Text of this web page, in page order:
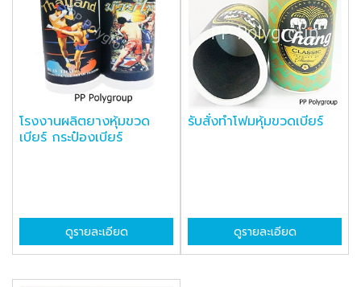
โรงงานผลิตยางหุ้มขวด
เบียร์ กระป๋องเบียร์
ดูรายละเอียด
รับสั่งทำโฟมหุ้มขวดเบียร์
ดูรายละเอียด